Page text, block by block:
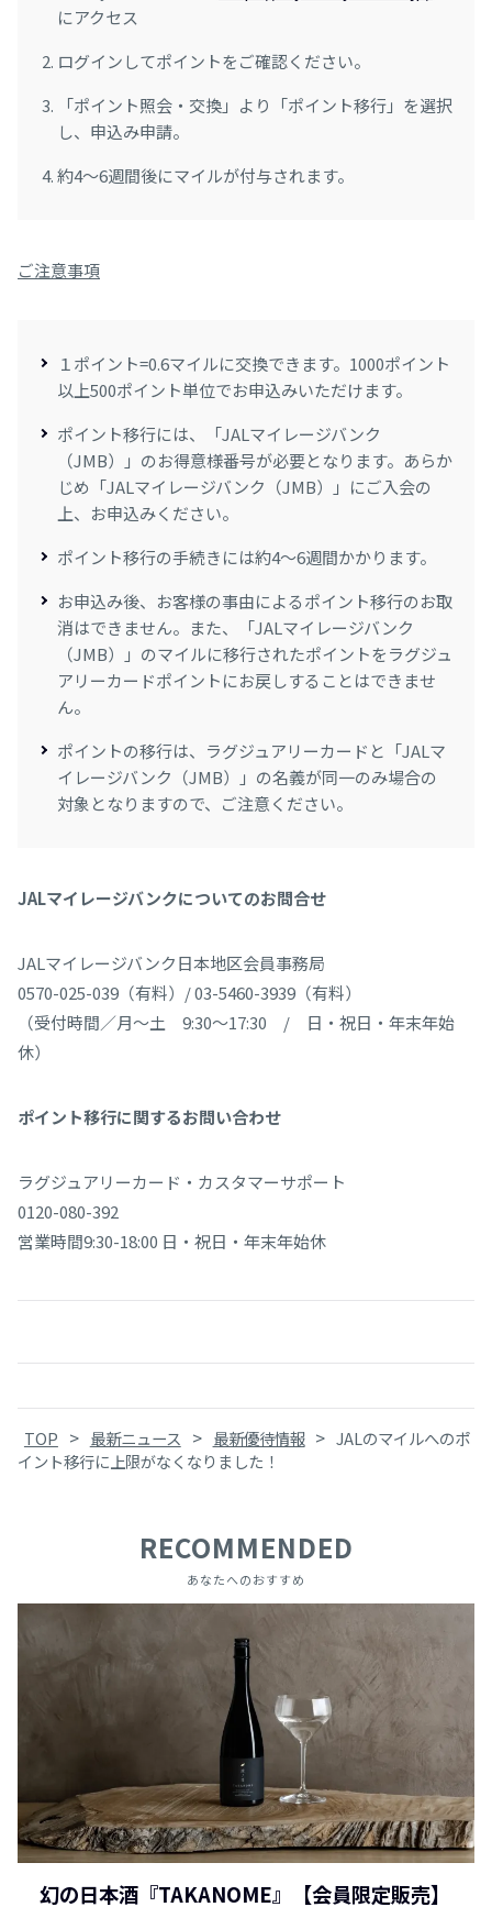
にアクセス
ログインしてポイントをご確認ください。
「ポイント照会・交換」より「ポイント移行」を選択
し、申込み申請。
約4～6週間後にマイルが付与されます。
ご注意事項
１ポイント=0.6マイルに交換できます。1000ポイント
以上500ポイント単位でお申込みいただけます。
ポイント移行には、「JALマイレージバンク
（JMB）」のお得意様番号が必要となります。あらか
じめ「JALマイレージバンク（JMB）」にご入会の
上、お申込みください。
ポイント移行の手続きには約4～6週間かかります。
お申込み後、お客様の事由によるポイント移行のお取
消はできません。また、「JALマイレージバンク
（JMB）」のマイルに移行されたポイントをラグジュ
アリーカードポイントにお戻しすることはできませ
ん。
ポイントの移行は、ラグジュアリーカードと「JALマ
イレージバンク（JMB）」の名義が同一のみ場合の
対象となりますので、ご注意ください。
JALマイレージバンクについてのお問合せ
JALマイレージバンク日本地区会員事務局
0570-025-039（有料）/ 03-5460-3939（有料）
（受付時間／月〜土 9:30～17:30 / 日・祝日・年末年始
休）
ポイント移行に関するお問い合わせ
ラグジュアリーカード・カスタマーサポート
0120-080-392
営業時間9:30-18:00 日・祝日・年末年始休
TOP > 最新ニュース > 最新優待情報 > JALのマイルへのポ
イント移行に上限がなくなりました！
RECOMMENDED
あなたへのおすすめ
幻の日本酒『TAKANOME』【会員限定販売】